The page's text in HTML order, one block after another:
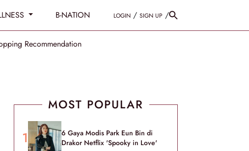
B-NATION LOGIN / SIGN UP /
Recommendation
MOST POPULAR
6 Gaya Modis Park Eun Bin di
Drakor Netflix 'Spooky in Love'